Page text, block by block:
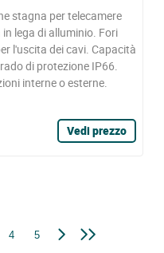
stagna per telecamere
in lega di alluminio. Fori
l'uscita dei cavi. Capacità
di protezione IP66.
interne o esterne.
Vedi prezzo
4 5